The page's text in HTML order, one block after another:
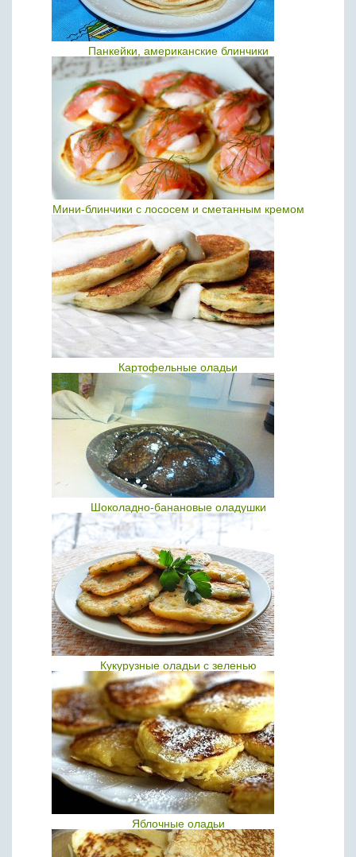
Панкейки, американские блинчики
Мини-блинчики с лососем и сметанным кремом
Картофельные оладьи
Шоколадно-банановые оладушки
Кукурузные оладьи с зеленью
Яблочные оладьи